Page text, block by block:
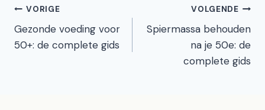
Bericht
navigatie
VORIGE
Gezonde voeding voor
50+: de complete gids
VOLGENDE
Spiermassa behouden
na je 50e: de
complete gids